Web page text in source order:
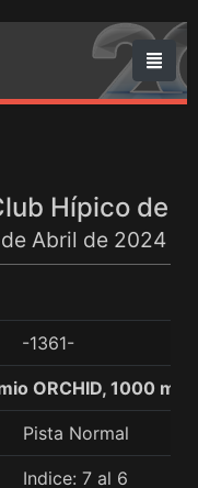
Hípico de
Abril de 2024
-1361-
ORCHID, 1000
Pista Normal
Indice: 7 al 6